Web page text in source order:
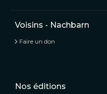
Voisins - Nachbarn
Faire un don
Nos éditions